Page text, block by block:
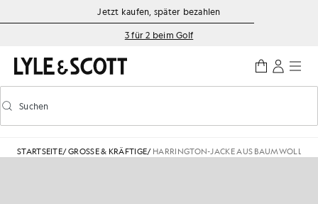
Zum Hauptinhalt springen
Informationen zur Barrierefreiheit
Jetzt kaufen, später bezahlen
3 für 2 beim Golf
Vorausschauende Suche ein-/ausschalten
Suchen
STARTSEITE/GROSSE & KRÄFTIGE / HARRINGTON-JACKE AUS BAUMWOLLE